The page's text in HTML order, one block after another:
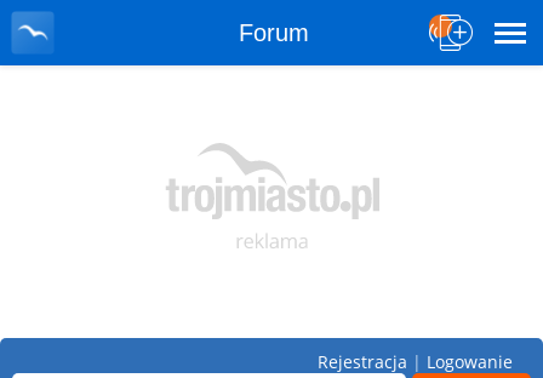
Forum
Rejestracja | Logowanie